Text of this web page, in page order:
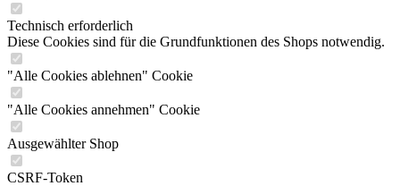
Technisch erforderlich
Diese Cookies sind für die Grundfunktionen des Shops notwendig.
"Alle Cookies ablehnen" Cookie
"Alle Cookies annehmen" Cookie
Ausgewählter Shop
CSRF-Token